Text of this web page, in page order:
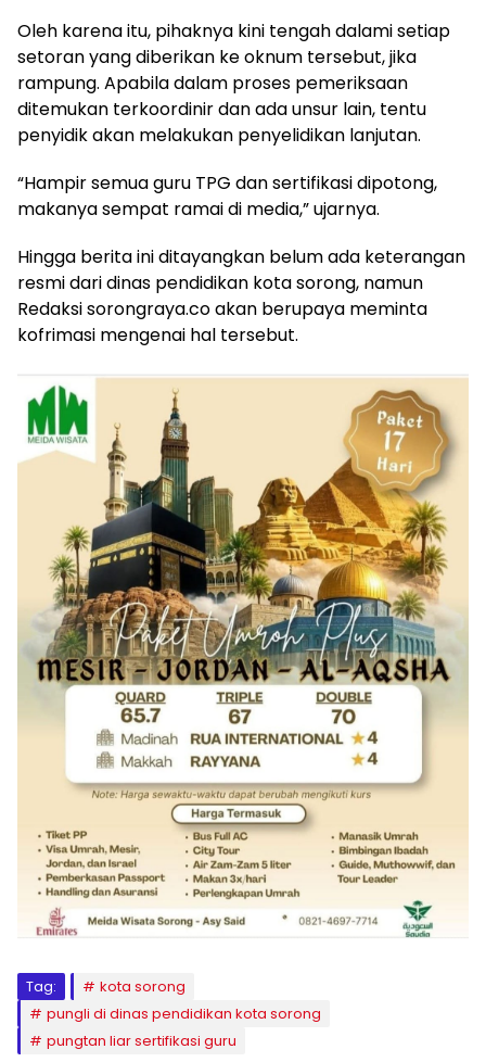
Oleh karena itu, pihaknya kini tengah dalami setiap
setoran yang diberikan ke oknum tersebut, jika
rampung. Apabila dalam proses pemeriksaan
ditemukan terkoordinir dan ada unsur lain, tentu
penyidik akan melakukan penyelidikan lanjutan.
“Hampir semua guru TPG dan sertifikasi dipotong,
makanya sempat ramai di media,” ujarnya.
Hingga berita ini ditayangkan belum ada keterangan
resmi dari dinas pendidikan kota sorong, namun
Redaksi sorongraya.co akan berupaya meminta
kofrimasi mengenai hal tersebut.
Tag:
kota sorong
pungli di dinas pendidikan kota sorong
pungtan liar sertifikasi guru